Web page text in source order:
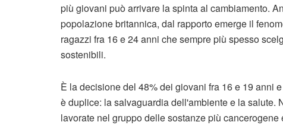
più giovani può arrivare la spinta al cambiamento.
popolazione britannica, dal rapporto emerge il
ragazzi fra 16 e 24 anni che sempre più spesso
sostenibili.
È la decisione del 48% dei giovani fra 16 e 19 anni
è duplice: la salvaguardia dell'ambiente e la salute.
lavorate nel gruppo delle sostanze più